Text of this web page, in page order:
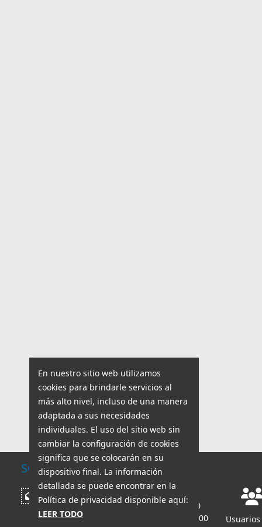
SOPORTE TÉCNICO
Escribir mensaje
Horario de trabajo:
lun - vie: 8:00 - 18:00
sáb - dom: 8:00 - 14:00
En nuestro sitio web utilizamos
cookies para brindarle servicios al
más alto nivel, incluso de una manera
adaptada a sus necesidades
individuales. El uso del sitio web sin
cambiar la configuración de cookies
significa que se colocarán en su
dispositivo final. La información
detallada se puede encontrar en la
Política de privacidad disponible aquí:
LEER TODO